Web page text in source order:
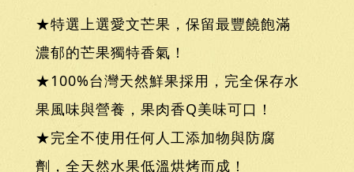
★特選上選愛文芒果，保留最豐饒飽滿
濃郁的芒果獨特香氣！
★100%台灣天然鮮果採用，完全保存水
果風味與營養，果肉香Q美味可口！
★完全不使用任何人工添加物與防腐
劑，全天然水果低溫烘烤而成！